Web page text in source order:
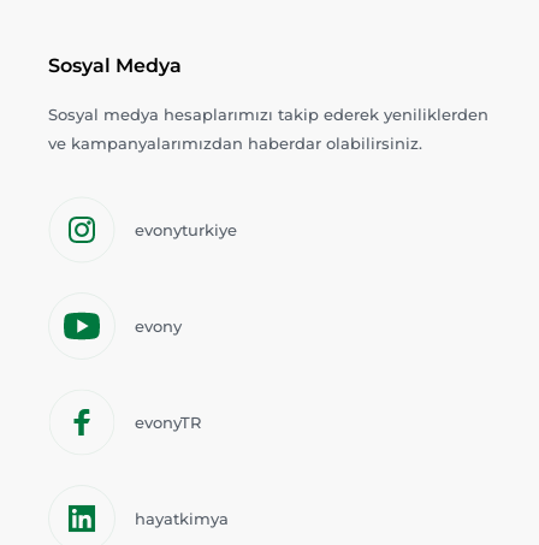
Sosyal Medya
Sosyal medya hesaplarımızı takip ederek yeniliklerden
ve kampanyalarımızdan haberdar olabilirsiniz.
evonyturkiye
evony
evonyTR
hayatkimya